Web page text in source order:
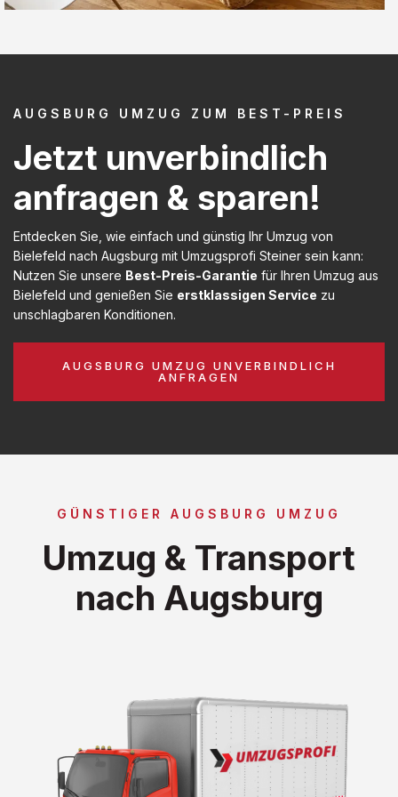
AUGSBURG UMZUG ZUM BEST-PREIS
Jetzt unverbindlich
anfragen & sparen!
Entdecken Sie, wie einfach und günstig Ihr Umzug von
Bielefeld nach Augsburg mit Umzugsprofi Steiner sein kann:
Nutzen Sie unsere Best-Preis-Garantie für Ihren Umzug aus
Bielefeld und genießen Sie erstklassigen Service zu
unschlagbaren Konditionen.
AUGSBURG UMZUG UNVERBINDLICH
ANFRAGEN
GÜNSTIGER AUGSBURG UMZUG
Umzug & Transport
nach Augsburg